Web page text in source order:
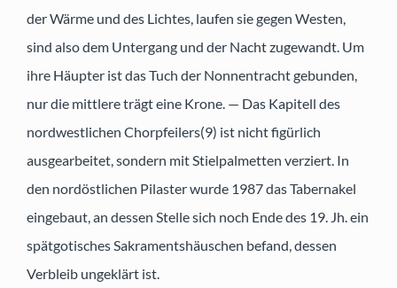
der Wärme und des Lichtes, laufen sie gegen Westen,
sind also dem Untergang und der Nacht zugewandt. Um
ihre Häupter ist das Tuch der Nonnentracht gebunden,
nur die mittlere trägt eine Krone. — Das Kapitell des
nordwestlichen Chorpfeilers(9) ist nicht figürlich
ausgearbeitet, sondern mit Stielpalmetten verziert. In
den nordöstlichen Pilaster wurde 1987 das Tabernakel
eingebaut, an dessen Stelle sich noch Ende des 19. Jh. ein
spätgotisches Sakramentshäuschen befand, dessen
Verbleib ungeklärt ist.